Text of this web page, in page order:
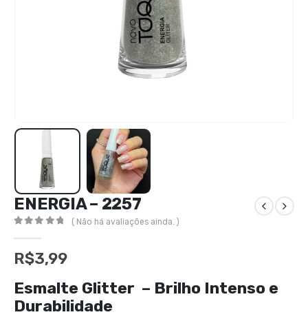
ENERGIA – 2257
( Não há avaliações ainda. )
R$3,99
Esmalte Glitter – Brilho Intenso e
Durabilidade